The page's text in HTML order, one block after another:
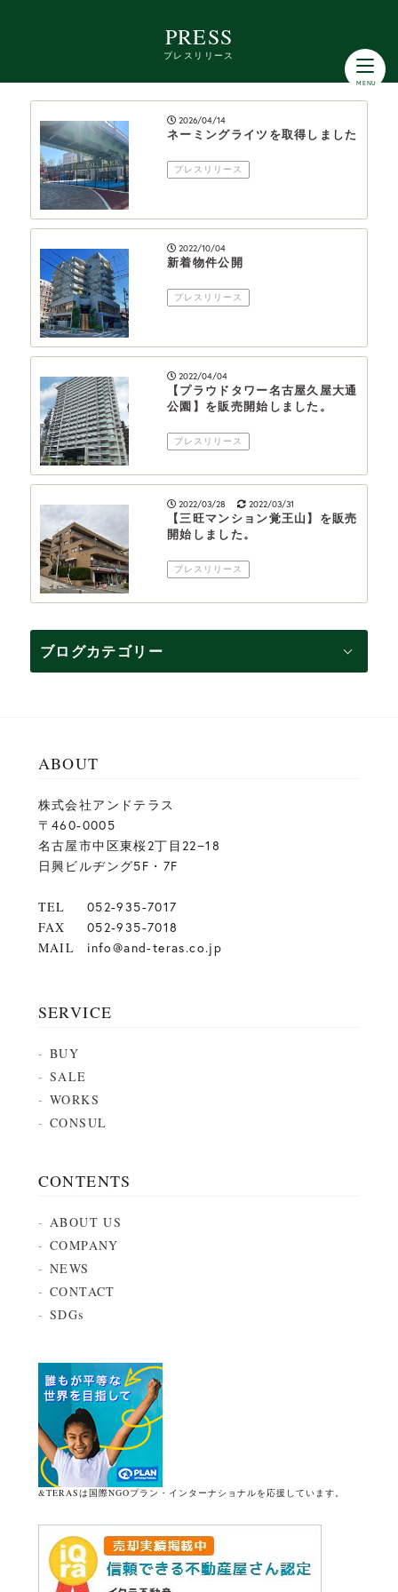
PRESS
プレスリリース
2026/04/14
ネーミングライツを取得しました
プレスリリース
2022/10/04
新着物件公開
プレスリリース
2022/04/04
【プラウドタワー名古屋久屋大通
公園】を販売開始しました。
プレスリリース
2022/03/28 2022/03/31
【三旺マンション覚王山】を販売
開始しました。
プレスリリース
ブログカテゴリー
ABOUT
株式会社アンドテラス
〒460-0005
名古屋市中区東桜2丁目22−18
日興ビルヂング5F・7F
TEL
052-935-7017
FAX
052-935-7018
MAIL
info@and-teras.co.jp
SERVICE
BUY
SALE
WORKS
CONSUL
CONTENTS
ABOUT US
COMPANY
NEWS
CONTACT
SDGs
&TERASは国際NGOプラン・インターナショナルを応援しています。